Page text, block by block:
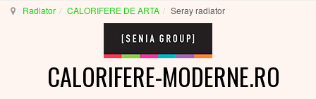
Radiator CALORIFERE DE ARTA Seray radiator
CALORIFERE-MODERNE.RO